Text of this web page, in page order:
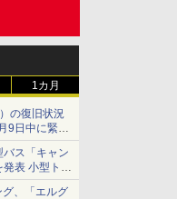
1カ月
の復旧状況
9日中に緊急
ス「キャン
表 小型トラ
バス
、「エルグ